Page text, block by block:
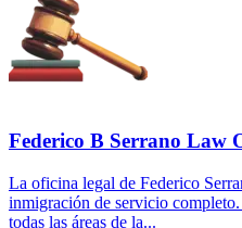
Federico B Serrano Law
La oficina legal de Federico
inmigración de servicio
todas las áreas de la...